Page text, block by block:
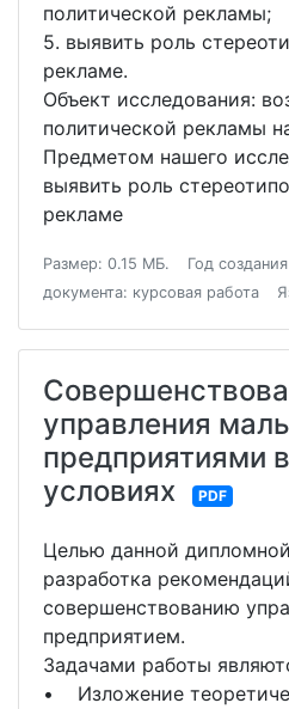
политической рекламы;
5. выявить роль
рекламе.
Объект исследования:
политической рекламы
Предметом нашего
выявить роль
рекламе
Размер: 0.15 МБ. Год
документа: курсовая работа
управления
предприятиями
условиях
PDF
Целью данной
разработка
совершенствованию
предприятием.
Задачами работы
• Изложение